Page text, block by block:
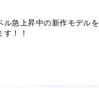
ル急上昇中の新作モデルを
！！